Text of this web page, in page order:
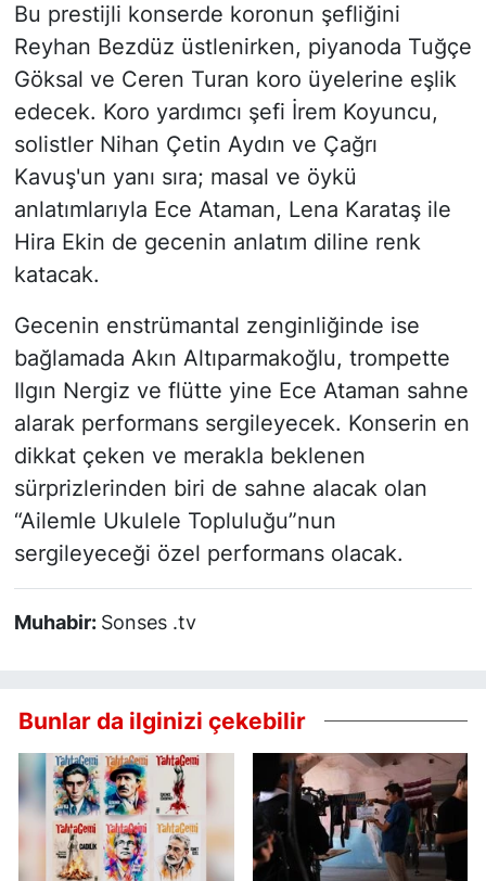
Bu prestijli konserde koronun şefliğini
Reyhan Bezdüz üstlenirken, piyanoda Tuğçe
Göksal ve Ceren Turan koro üyelerine eşlik
edecek. Koro yardımcı şefi İrem Koyuncu,
solistler Nihan Çetin Aydın ve Çağrı
Kavuş'un yanı sıra; masal ve öykü
anlatımlarıyla Ece Ataman, Lena Karataş ile
Hira Ekin de gecenin anlatım diline renk
katacak.
Gecenin enstrümantal zenginliğinde ise
bağlamada Akın Altıparmakoğlu, trompette
Ilgın Nergiz ve flütte yine Ece Ataman sahne
alarak performans sergileyecek. Konserin en
dikkat çeken ve merakla beklenen
sürprizlerinden biri de sahne alacak olan
“Ailemle Ukulele Topluluğu”nun
sergileyeceği özel performans olacak.
Muhabir: Sonses .tv
Bunlar da ilginizi çekebilir